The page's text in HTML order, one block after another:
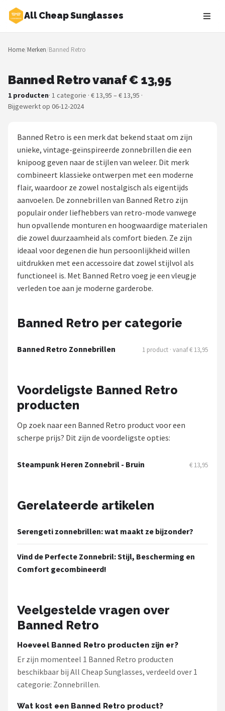
All Cheap Sunglasses
Zoeken
NAVIGATIE
Merken
Zonnebrillen
Baby zonnebrillen
Shop
POPULAIRE MERKEN
Polaroid
Kingseven
Maesy
Fako Sunglasses®
Home/Merken/Banned Retro
Banned Retro vanaf € 13,95
1 producten· 1 categorie · € 13,95 – € 13,95 ·
Bijgewerkt op 06-12-2024
Banned Retro is een merk dat bekend staat om zijn
unieke, vintage-geïnspireerde zonnebrillen die een
knipoog geven naar de stijlen van weleer. Dit merk
combineert klassieke ontwerpen met een moderne
flair, waardoor ze zowel nostalgisch als eigentijds
aanvoelen. De zonnebrillen van Banned Retro zijn
populair onder liefhebbers van retro-mode vanwege
hun opvallende monturen en hoogwaardige materialen
die zowel duurzaamheid als comfort bieden. Ze zijn
ideaal voor degenen die hun persoonlijkheid willen
uitdrukken met een accessoire dat zowel stijlvol als
functioneel is. Met Banned Retro voeg je een vleugje
verleden toe aan je moderne garderobe.
Banned Retro per categorie
Banned Retro Zonnebrillen 1 product · vanaf € 13,95
Voordeligste Banned Retro
producten
Op zoek naar een Banned Retro product voor een
scherpe prijs? Dit zijn de voordeligste opties:
Steampunk Heren Zonnebril - Bruin € 13,95
Gerelateerde artikelen
Serengeti zonnebrillen: wat maakt ze bijzonder?
Vind de Perfecte Zonnebril: Stijl, Bescherming en
Comfort gecombineerd!
Veelgestelde vragen over
Banned Retro
Hoeveel Banned Retro producten zijn er?
Er zijn momenteel 1 Banned Retro producten
beschikbaar bij All Cheap Sunglasses, verdeeld over 1
categorie: Zonnebrillen.
Wat kost een Banned Retro product?